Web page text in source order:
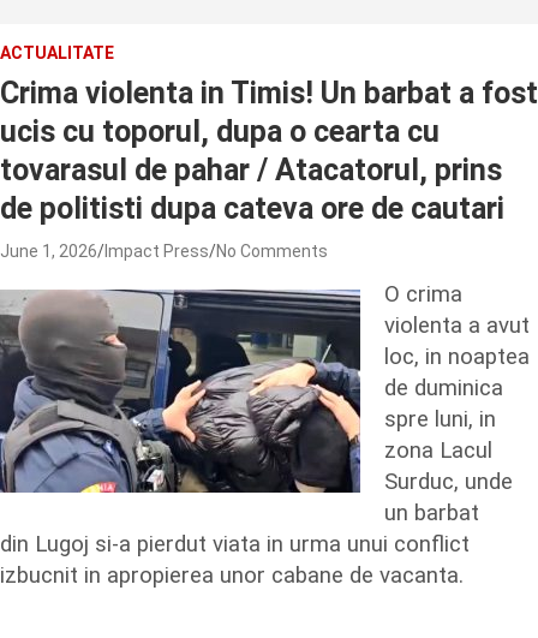
ACTUALITATE
Crima violenta in Timis! Un barbat a fost
ucis cu toporul, dupa o cearta cu
tovarasul de pahar / Atacatorul, prins
de politisti dupa cateva ore de cautari
June 1, 2026 Impact Press No Comments
O crima
violenta a avut
loc, in noaptea
de duminica
spre luni, in
zona Lacul
Surduc, unde
un barbat
din Lugoj si-a pierdut viata in urma unui conflict
izbucnit in apropierea unor cabane de vacanta.